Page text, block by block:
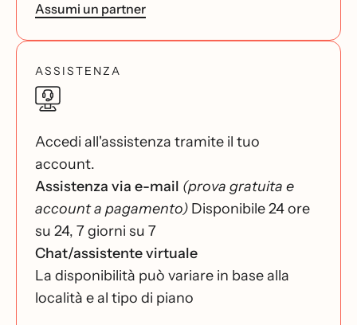
Assumi un partner
ASSISTENZA
Accedi all'assistenza tramite il tuo
account.
Assistenza via e-mail (prova gratuita e
account a pagamento) Disponibile 24 ore
su 24, 7 giorni su 7
Chat/assistente virtuale
La disponibilità può variare in base alla
località e al tipo di piano